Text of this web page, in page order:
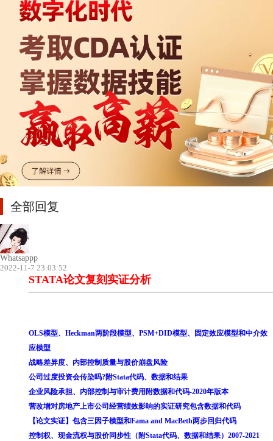
全部回复
Whatsappp
2022-11-7 23:03:52
STATA论文复刻实证分析
OLS模型、Heckman两阶段模型、PSM+DID模型、固定效应模型和中介效
应模型
战略差异度、内部控制质量与股价崩盘风险
公司过度投资会传染吗?附Stata代码、数据和结果
企业风险承担、内部控制与审计费用附数据和代码-2020年版本
营改增对房地产上市公司经营绩效影响的实证研究包含数据和代码
【论文实证】包含三因子模型和Fama and MacBeth两步回归代码
控制权、现金流权与股价同步性（附Stata代码、数据和结果）2007-2021